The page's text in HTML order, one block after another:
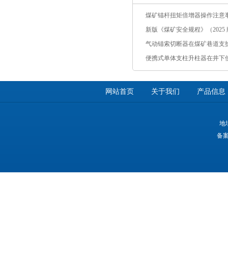
煤矿锚杆扭矩倍增器操作注意
新版《煤矿安全规程》（2025
气动锚索切断器在煤矿巷道支
便携式单体支柱升柱器在井下
网站首页 关于我们 产品信息
地
备